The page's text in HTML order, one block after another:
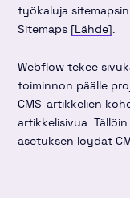
työkaluja
Sitemaps [Lähde].
Webflow tekee
toiminnon päälle
CMS-artikkelien
artikkelisivua.
asetuksen löydät